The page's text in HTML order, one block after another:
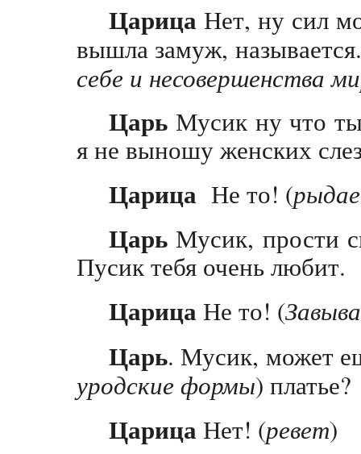
Царица Нет, ну сил
вышла замуж,
себе и несовершенства
Царь Мусик ну что
я не выношу женских
Царица Не то! (
Царь Мусик, прости
Пусик тебя очень любит.
Царица Не то! (
Царь. Мусик, может
уродские формы) платье?
Царица Нет! (ревет)